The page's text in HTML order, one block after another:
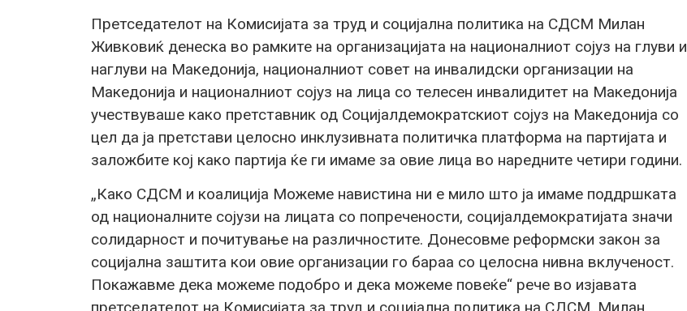
Претседателот на Комисијата за труд и социјална политика на СДСМ Милан
Живковиќ денеска во рамките на организацијата на националниот сојуз на глуви и
наглуви на Македонија, националниот совет на инвалидски организации на
Македонија и националниот сојуз на лица со телесен инвалидитет на Македонија
учествуваше како претставник од Социјалдемократскиот сојуз на Македонија со
цел да ја претстави целосно инклузивната политичка платформа на партијата и
заложбите кој како партија ќе ги имаме за овие лица во наредните четири години.
„Како СДСМ и коалиција Можеме навистина ни е мило што ја имаме поддршката
од националните сојузи на лицата со попречености, социјалдемократијата значи
солидарност и почитување на различностите. Донесовме реформски закон за
социјална заштита кои овие организации го бараа со целосна нивна вклученост.
Покажавме дека можеме подобро и дека можеме повеќе“ рече во изјавата